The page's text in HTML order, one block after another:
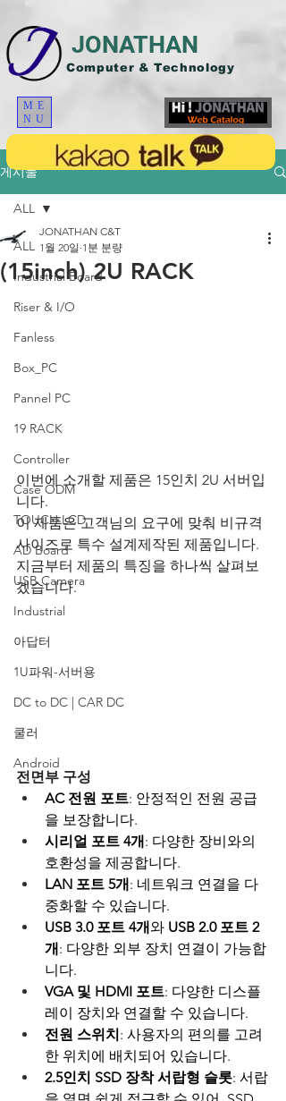
JONATHAN
Computer & Technology
ME
NU
게시물
ALL
Industrial Board
Riser & I/O
Fanless
Box_PC
Pannel PC
19 RACK
Controller
Case ODM
TOUCH LCD
AD Board
USB Camera
Industrial
아답터
1U파워-서버용
DC to DC | CAR DC
쿨러
Android
ALL
(15inch) 2U RACK
JONATHAN C&T
1월 20일 1분 분량
이번에 소개할 제품은 15인치 2U 서버입
니다.
이 제품은 고객님의 요구에 맞춰 비규격
사이즈로 특수 설계제작된 제품입니다.
지금부터 제품의 특징을 하나씩 살펴보
겠습니다.
전면부 구성
AC 전원 포트: 안정적인 전원 공급
을 보장합니다.
시리얼 포트 4개 : 다양한 장비와의
호환성을 제공합니다.
LAN 포트 5개 : 네트워크 연결을 다
중화할 수 있습니다.
USB 3.0 포트 4개와 USB 2.0 포트 2
개 : 다양한 외부 장치 연결이 가능합
니다.
VGA 및 HDMI 포트: 다양한 디스플
레이 장치와 연결할 수 있습니다.
전원 스위치 : 사용자의 편의를 고려
한 위치에 배치되어 있습니다.
2.5인치 SSD 장착 서랍형 슬롯: 서랍